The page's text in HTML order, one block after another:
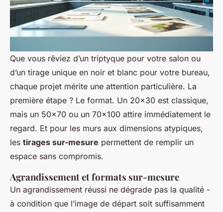
Que vous rêviez d’un triptyque pour votre salon ou
d’un tirage unique en noir et blanc pour votre bureau,
chaque projet mérite une attention particulière. La
première étape ? Le format. Un 20x30 est classique,
mais un 50x70 ou un 70x100 attire immédiatement le
regard. Et pour les murs aux dimensions atypiques,
les tirages sur-mesure permettent de remplir un
espace sans compromis.
Agrandissement et formats sur-mesure
Un agrandissement réussi ne dégrade pas la qualité -
à condition que l’image de départ soit suffisamment